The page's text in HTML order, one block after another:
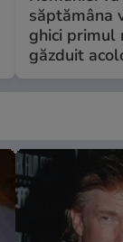
săptămâna
ghici primul
găzduit